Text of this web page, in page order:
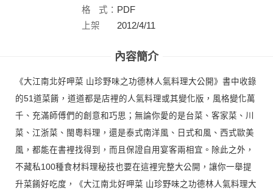
格
式： PDF
上架
2012/4/11
內容簡介
《大江南北好呷菜 山珍野味之功德林人氣料理大公開》書中收錄
的51道菜餚，道道都是店裡的人氣料理或其變化版，風格變化萬
千、充滿師傅們的創意和巧思；無論你愛的是台菜、客家菜、川
菜、江浙菜、閩粵料理，還是泰式南洋風、日式和風、西式歐美
風，都能在書裡找得到，而且保證自用宴客兩相宜。除此之外，
不藏私100種食材料理秘技也要在這裡完整大公開，讓你一舉提
升菜餚好吃度，《大江南北好呷菜 山珍野味之功德林人氣料理大